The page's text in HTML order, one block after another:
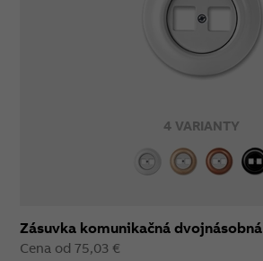
4 VARIANTY
Zásuvka komunikačná dvojnásobná
Cena od 75,03 €